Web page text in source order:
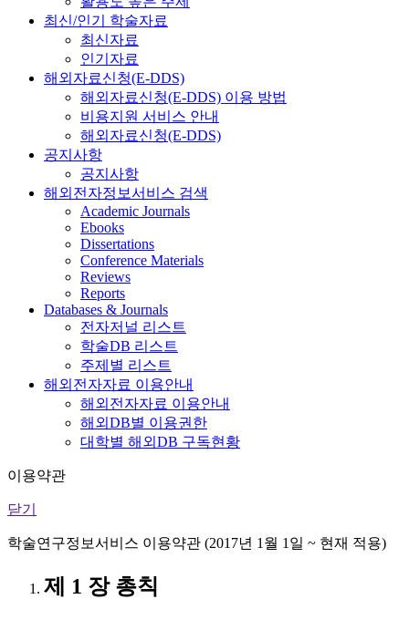
최신/인기 학술자료
최신자료
인기자료
해외자료신청(E-DDS)
해외자료신청(E-DDS) 이용 방법
비용지원 서비스 안내
해외자료신청(E-DDS)
공지사항
공지사항
해외전자정보서비스 검색
Academic Journals
Ebooks
Dissertations
Conference Materials
Reviews
Reports
Databases & Journals
전자저널 리스트
학술DB 리스트
주제별 리스트
해외전자자료 이용안내
해외전자자료 이용안내
해외DB별 이용권한
대학별 해외DB 구독현황
이용약관
닫기
학술연구정보서비스 이용약관 (2017년 1월 1일 ~ 현재 적용)
제 1 장 총칙